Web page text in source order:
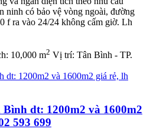
ninh có bảo vệ vòng ngoài, đường
f ra vào 24/24 không cấm giờ. Lh
10,000 m2 Vị trí: Tân Bình - TP.
dt: 1200m2 và 1600m2
593 699